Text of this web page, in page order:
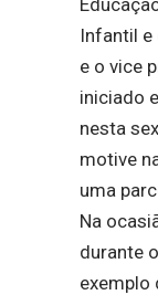
Infantil e
e o vice
iniciado
nesta
motive
uma
Na
durante
exemplo